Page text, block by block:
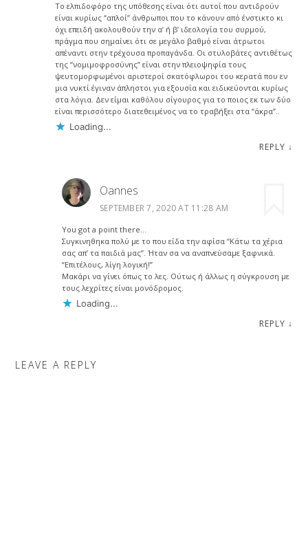
Το ελπιδοφόρο της υπόθεσης είναι ότι αυτοί που αντιδρούν
είναι κυρίως “απλοί” άνθρωποι που το κάνουν από ένστικτο κι
όχι επειδή ακολουθούν την α’ ή β’ ιδεολογία του συρμού,
πράγμα που σημαίνει ότι σε μεγάλο βαθμό είναι άτρωτοι
απέναντι στην τρέχουσα προπαγάνδα. Οι στυλοβάτες αντιθέτως
της “νομιμοφροσύνης” είναι στην πλειοψηφία τους
ψευτομορφωμένοι αριστεροί σκατόφλωροι του κερατά που εν
μια νυκτί έγιναν άπληστοι για εξουσία και ειδικεύονται κυρίως
στα λόγια. Δεν είμαι καθόλου σίγουρος για το ποιος εκ των δύο
είναι περισσότερο διατεθειμένος να το τραβήξει στα “άκρα”..
Loading...
REPLY ↓
Oannes
SEPTEMBER 7, 2020 AT 11:28 AM
You got a point there…
Συγκινηθηκα πολύ με το που είδα την αφίσα “Κάτω τα χέρια
σας απ’ τα παιδιά μας”. Ήταν σα να αναπνεύσαμε ξαφνικά.
“Επιτέλους, λίγη λογική!”
Μακάρι να γίνει όπως το λες. Ούτως ή άλλως η σύγκρουση με
τους λεχρίτες είναι μονόδρομος.
Loading...
REPLY ↓
LEAVE A REPLY